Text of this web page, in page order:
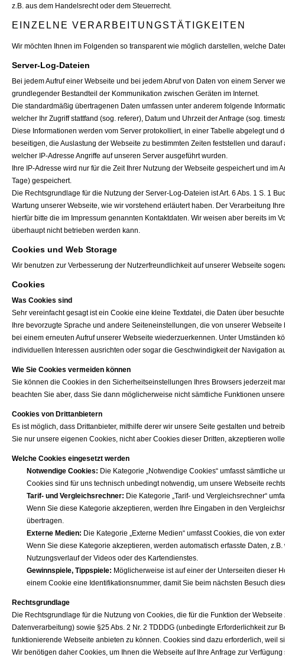
z.B. aus dem Handelsrecht oder dem Steuerrecht.
EINZELNE VERARBEITUNGSTÄTIGKEITEN
Wir möchten Ihnen im Folgenden so transparent wie möglich darstellen, welche
Server-Log-Dateien
Bei jedem Aufruf einer Webseite und bei jedem Abruf von Daten von einem Server
grundlegender Bestandteil der Kommunikation zwischen Geräten im Internet.
Die standardmäßig übertragenen Daten umfassen unter anderem folgende
welcher Ihr Zugriff stattfand (sog. referer), Datum und Uhrzeit der Anfrage (sog.
Diese Informationen werden vom Server protokolliert, in einer Tabelle abgelegt
beseitigen, die Auslastung der Webseite zu bestimmten Zeiten feststellen und
welcher IP-Adresse Angriffe auf unseren Server ausgeführt wurden.
Ihre IP-Adresse wird nur für die Zeit Ihrer Nutzung der Webseite gespeichert und
Tage) gespeichert.
Die Rechtsgrundlage für die Nutzung der Server-Log-Dateien ist Art. 6 Abs. 1 S. 1
Wartung unserer Webseite, wie wir vorstehend erläutert haben. Der Verarbeitung
hierfür bitte die im Impressum genannten Kontaktdaten. Wir weisen aber bereits im
überhaupt nicht betrieben werden kann.
Cookies und Web Storage
Wir benutzen zur Verbesserung der Nutzerfreundlichkeit auf unserer Webseite
Cookies
Was Cookies sind
Sehr vereinfacht gesagt ist ein Cookie eine kleine Textdatei, die Daten über
Ihre bevorzugte Sprache und andere Seiteneinstellungen, die von unserer
bei einem erneuten Aufruf unserer Webseite wiederzuerkennen. Unter Umständen
individuellen Interessen ausrichten oder sogar die Geschwindigkeit der Navigation
Wie Sie Cookies vermeiden können
Sie können die Cookies in den Sicherheitseinstellungen Ihres Browsers jederzeit
beachten Sie aber, dass Sie dann möglicherweise nicht sämtliche Funktionen
Cookies von Drittanbietern
Es ist möglich, dass Drittanbieter, mithilfe derer wir unsere Seite gestalten und
Sie nur unsere eigenen Cookies, nicht aber Cookies dieser Dritten, akzeptieren
Welche Cookies eingesetzt werden
Notwendige Cookies: Die Kategorie „Notwendige Cookies“ umfasst
Cookies sind für uns technisch unbedingt notwendig, um unsere Webseite
Tarif- und Vergleichsrechner: Die Kategorie „Tarif- und Vergleichsrechner“
Wenn Sie diese Kategorie akzeptieren, werden Ihre Eingaben in den
übertragen.
Externe Medien: Die Kategorie „Externe Medien“ umfasst Cookies, die von
Wenn Sie diese Kategorie akzeptieren, werden automatisch erfasste Daten,
Nutzungsverlauf der Videos oder des Kartendienstes.
Gewinnspiele, Tippspiele: Möglicherweise ist auf einer der Unterseiten dieser
einem Cookie eine Identifikationsnummer, damit Sie beim nächsten Besuch
Rechtsgrundlage
Die Rechtsgrundlage für die Nutzung von Cookies, die für die Funktion der
Datenverarbeitung) sowie §25 Abs. 2 Nr. 2 TDDDG (unbedingte Erforderlichkeit
funktionierende Webseite anbieten zu können. Cookies sind dazu erforderlich, weil
Wir benötigen daher Cookies, um Ihnen die Webseite auf Ihre Anfrage zur